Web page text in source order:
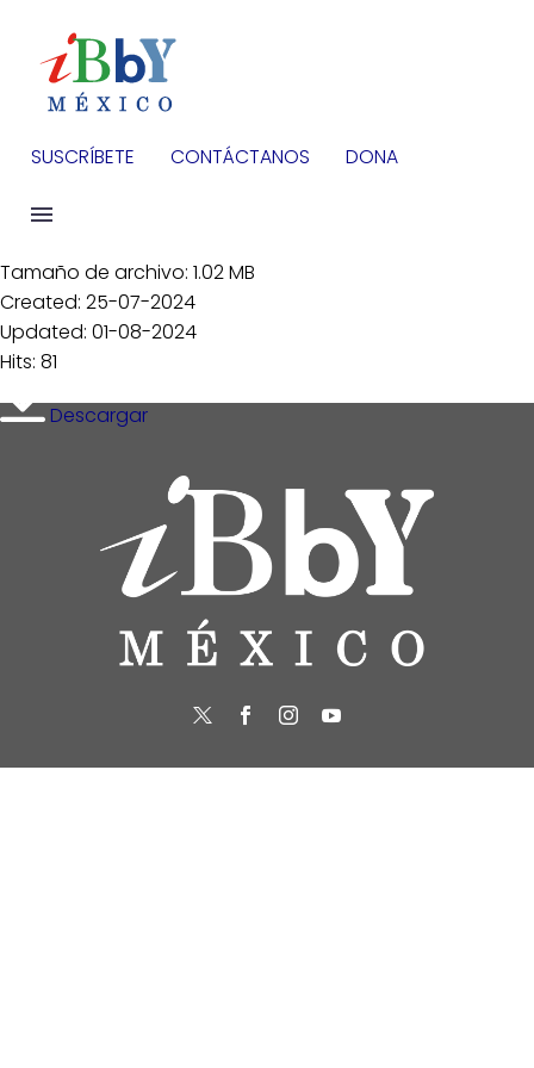
SUSCRÍBETE CONTÁCTANOS DONA
Tamaño de archivo: 1.02 MB
Created: 25-07-2024
Updated: 01-08-2024
Hits: 81
Descargar